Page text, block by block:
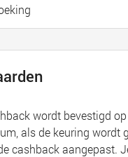
wordt bevestigd
als de keuring wordt
cashback aangepast.